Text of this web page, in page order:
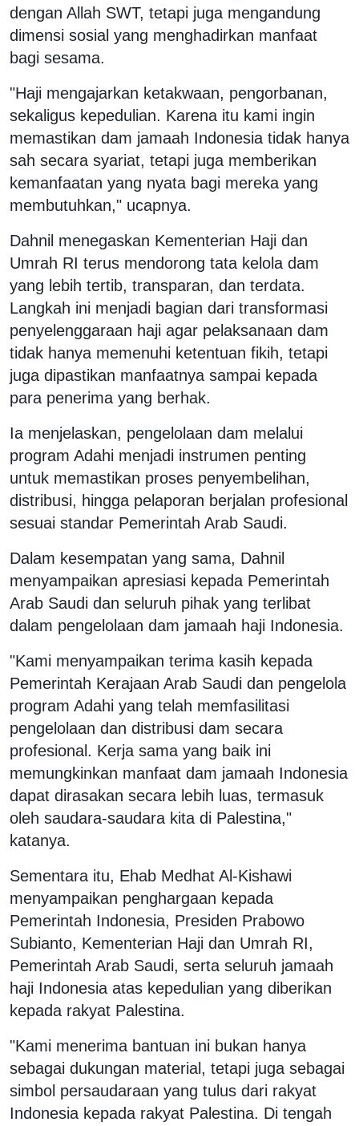
dengan Allah SWT, tetapi juga mengandung
dimensi sosial yang menghadirkan manfaat
bagi sesama.
"Haji mengajarkan ketakwaan, pengorbanan,
sekaligus kepedulian. Karena itu kami ingin
memastikan dam jamaah Indonesia tidak hanya
sah secara syariat, tetapi juga memberikan
kemanfaatan yang nyata bagi mereka yang
membutuhkan," ucapnya.
Dahnil menegaskan Kementerian Haji dan
Umrah RI terus mendorong tata kelola dam
yang lebih tertib, transparan, dan terdata.
Langkah ini menjadi bagian dari transformasi
penyelenggaraan haji agar pelaksanaan dam
tidak hanya memenuhi ketentuan fikih, tetapi
juga dipastikan manfaatnya sampai kepada
para penerima yang berhak.
Ia menjelaskan, pengelolaan dam melalui
program Adahi menjadi instrumen penting
untuk memastikan proses penyembelihan,
distribusi, hingga pelaporan berjalan profesional
sesuai standar Pemerintah Arab Saudi.
Dalam kesempatan yang sama, Dahnil
menyampaikan apresiasi kepada Pemerintah
Arab Saudi dan seluruh pihak yang terlibat
dalam pengelolaan dam jamaah haji Indonesia.
"Kami menyampaikan terima kasih kepada
Pemerintah Kerajaan Arab Saudi dan pengelola
program Adahi yang telah memfasilitasi
pengelolaan dan distribusi dam secara
profesional. Kerja sama yang baik ini
memungkinkan manfaat dam jamaah Indonesia
dapat dirasakan secara lebih luas, termasuk
oleh saudara-saudara kita di Palestina,"
katanya.
Sementara itu, Ehab Medhat Al-Kishawi
menyampaikan penghargaan kepada
Pemerintah Indonesia, Presiden Prabowo
Subianto, Kementerian Haji dan Umrah RI,
Pemerintah Arab Saudi, serta seluruh jamaah
haji Indonesia atas kepedulian yang diberikan
kepada rakyat Palestina.
"Kami menerima bantuan ini bukan hanya
sebagai dukungan material, tetapi juga sebagai
simbol persaudaraan yang tulus dari rakyat
Indonesia kepada rakyat Palestina. Di tengah